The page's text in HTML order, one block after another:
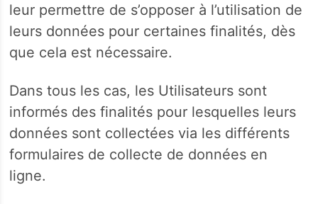
leur permettre de s’opposer à l’utilisation de
leurs données pour certaines finalités, dès
que cela est nécessaire.
Dans tous les cas, les Utilisateurs sont
informés des finalités pour lesquelles leurs
données sont collectées via les différents
formulaires de collecte de données en
ligne.